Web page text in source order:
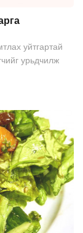
уйтгартай
урьдчилж
Бэлдсэн